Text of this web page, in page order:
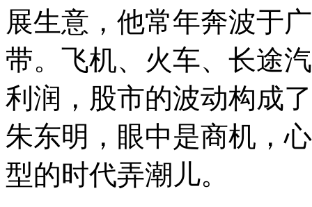
展生意，他常年奔波于
带。飞机、火车、长途
利润，股市的波动构成
朱东明，眼中是商机，
型的时代弄潮儿。